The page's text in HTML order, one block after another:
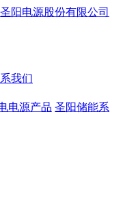
我们
电源产品 圣阳储能系